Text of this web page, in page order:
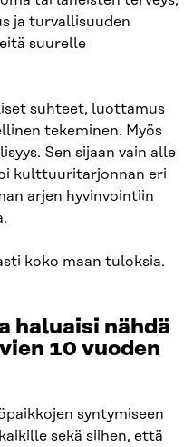
ja turvallisuuden
suurelle
suhteet, luottamus
tekeminen. Myös
Sen sijaan vain alle
kulttuuritarjonnan eri
arjen hyvinvointiin
koko maan tuloksia.​
haluaisi nähdä
10 vuoden
syntymiseen
sekä siihen, että